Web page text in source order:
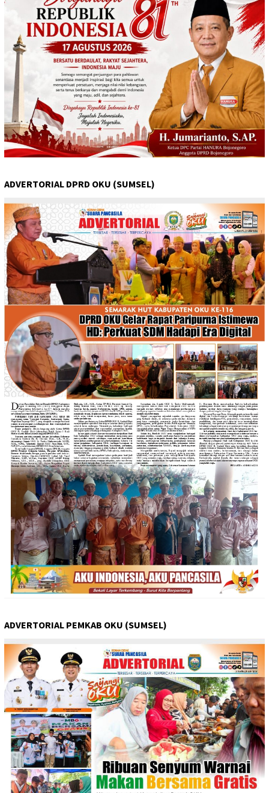
ADVERTORIAL DPRD OKU (SUMSEL)
ADVERTORIAL PEMKAB OKU (SUMSEL)